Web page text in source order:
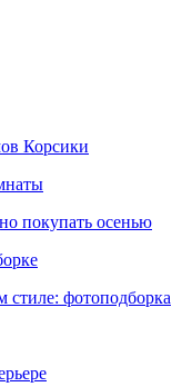
Корсики
покупать осенью
стиле: фотоподборка